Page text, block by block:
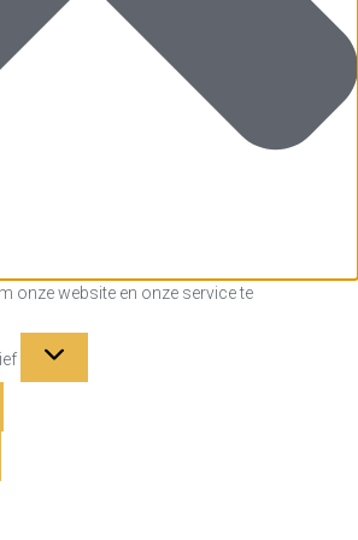
onze website en onze service te